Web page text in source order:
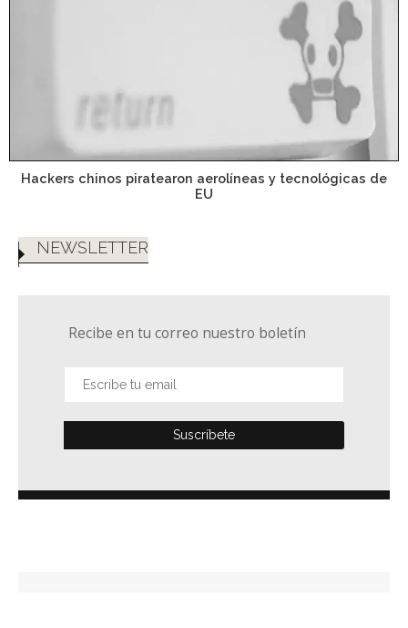
Hackers chinos piratearon aerolíneas y tecnológicas de
EU
NEWSLETTER
Recibe en tu correo nuestro boletín